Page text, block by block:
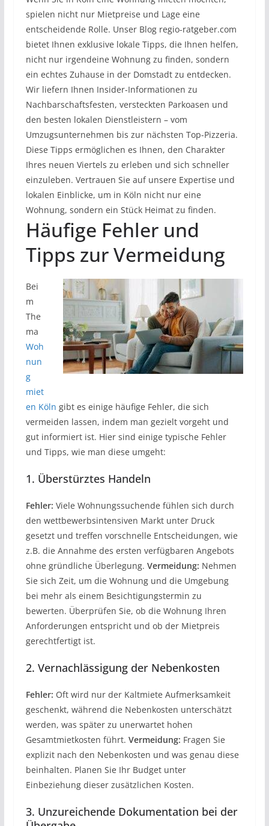
spielen nicht nur Mietpreise und Lage eine
entscheidende Rolle. Unser Blog regio-ratgeber.com
bietet Ihnen exklusive lokale Tipps, die Ihnen helfen,
nicht nur irgendeine Wohnung zu finden, sondern
ein echtes Zuhause in der Domstadt zu entdecken.
Wir liefern Ihnen Insider-Informationen zu
Nachbarschaftsfesten, versteckten Parkoasen und
den besten lokalen Dienstleistern – vom
Umzugsunternehmen bis zur nächsten Top-Pizzeria.
Diese Tipps ermöglichen es Ihnen, den Charakter
Ihres neuen Viertels zu erleben und sich schneller
einzuleben. Vertrauen Sie auf unsere Expertise und
lokalen Einblicke, um in Köln nicht nur eine
Wohnung, sondern ein Stück Heimat zu finden.
Häufige Fehler und
Tipps zur Vermeidung
Bei
m
The
ma
Woh
nun
g
miet
en Köln gibt es einige häufige Fehler, die sich
vermeiden lassen, indem man gezielt vorgeht und
gut informiert ist. Hier sind einige typische Fehler
und Tipps, wie man diese umgeht:
1. Überstürztes Handeln
Fehler: Viele Wohnungssuchende fühlen sich durch
den wettbewerbsintensiven Markt unter Druck
gesetzt und treffen vorschnelle Entscheidungen, wie
z.B. die Annahme des ersten verfügbaren Angebots
ohne gründliche Überlegung. Vermeidung: Nehmen
Sie sich Zeit, um die Wohnung und die Umgebung
bei mehr als einem Besichtigungstermin zu
bewerten. Überprüfen Sie, ob die Wohnung Ihren
Anforderungen entspricht und ob der Mietpreis
gerechtfertigt ist.
2. Vernachlässigung der Nebenkosten
Fehler: Oft wird nur der Kaltmiete Aufmerksamkeit
geschenkt, während die Nebenkosten unterschätzt
werden, was später zu unerwartet hohen
Gesamtmietkosten führt. Vermeidung: Fragen Sie
explizit nach den Nebenkosten und was genau diese
beinhalten. Planen Sie Ihr Budget unter
Einbeziehung dieser zusätzlichen Kosten.
3. Unzureichende Dokumentation bei der